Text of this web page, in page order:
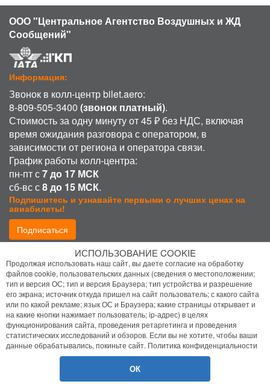
ООО "Центральное Агентство Воздушных и ЖД
Сообщений"
Информация:
Звонок в колл-центр bilet.aero:
8-809-505-3400 (звонок платный).
Стоимость за одну минуту от 45 ₽ без НДС, включая
время ожидания разговора с оператором, в
зависимости от региона и оператора связи.
График работы колл-центра:
пн-пт с7 до 17 МСК
сб-вс с8 до 15 МСК.
Подпишитесь и узнавайте первыми о лучших ценах на
авиабилеты!
Подписаться
Присоединиться:
Политика конфиденциальности
Помощь
- Все права защищены
ИСПОЛЬЗОВАНИЕ COOKIE
Продолжая использовать наш сайт, вы даете согласие на обработку
файлов cookie, пользовательских данных (сведения о местоположении;
тип и версия ОС; тип и версия Браузера; тип устройства и разрешение
его экрана; источник откуда пришел на сайт пользователь; с какого сайта
или по какой рекламе; язык ОС и Браузера; какие страницы открывает и
на какие кнопки нажимает пользователь; ip-адрес) в целях
функционирования сайта, проведения ретаргетинга и проведения
статистических исследований и обзоров. Если вы не хотите, чтобы ваши
данные обрабатывались, покиньте сайт. Политика конфиденциальности
ОК